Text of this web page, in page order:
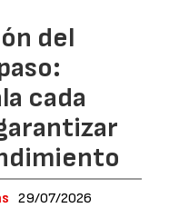
del
cada
29/07/2026